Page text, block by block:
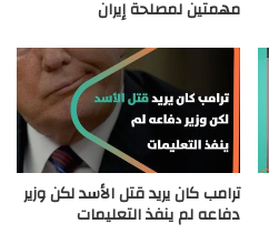
مهمتين لمصلحة إيران
ترامب كان يريد قتل الأسد لكن وزير
دفاعه لم ينفذ التعليمات